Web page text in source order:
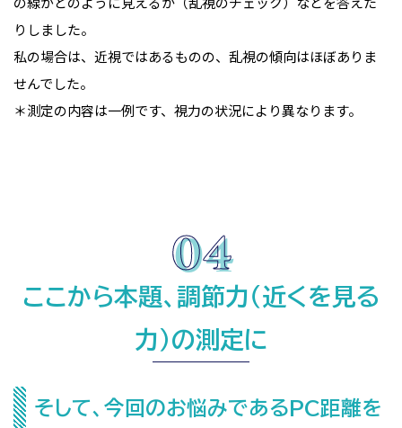
りしました。
私の場合は、近視ではあるものの、乱視の傾向はほぼありま
せんでした。
＊測定の内容は一例です、視力の状況により異なります。
ここから本題、調節力（近くを見る
力）の測定に
そして、今回のお悩みであるPC距離を